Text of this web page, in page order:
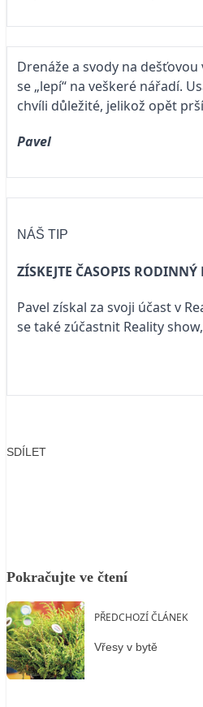
Drenáže a svody na
se „lepí“ na veškeré nářadí.
chvíli důležité, jelikož opět
Pavel
NÁŠ TIP
ZÍSKEJTE ČASOPIS
Pavel získal za svoji účast v
se také zúčastnit Reality
SDÍLET
Pokračujte ve čtení
PŘEDCHOZÍ ČLÁNEK
Vřesy v bytě